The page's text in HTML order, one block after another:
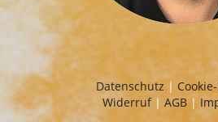
Datenschutz |
Widerruf| AGB |